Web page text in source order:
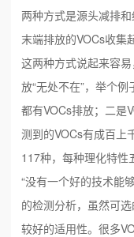
两种方式是源头减排
末端排放的VOCs收集
这两种方式说起来容
放“无处不在”，举个
都有VOCs排放；二是
测到的VOCs有成百上
117种，每种理化特性
“没有一个好的技术能
的检测分析，虽然可
较好的适用性。很多